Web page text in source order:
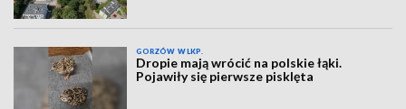
GORZÓW WLKP.
Dropie mają wrócić na polskie łąki.
Pojawiły się pierwsze pisklęta